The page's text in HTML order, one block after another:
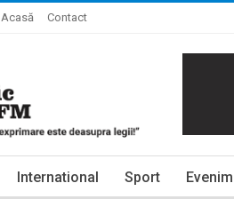
Acasă Contact
International Sport